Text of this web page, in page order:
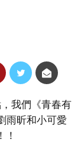
我們《青春有
雨昕和小可愛
！